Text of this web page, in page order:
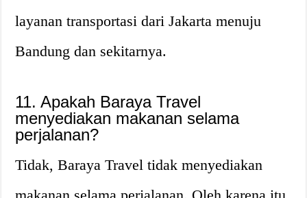
layanan transportasi dari Jakarta menuju
Bandung dan sekitarnya.
11. Apakah Baraya Travel
menyediakan makanan selama
perjalanan?
Tidak, Baraya Travel tidak menyediakan